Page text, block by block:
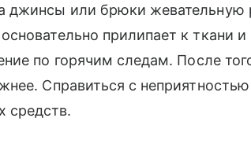
джинсы или брюки жевательную
прилипает к ткани
по горячим следам. После
Справиться с
средств.